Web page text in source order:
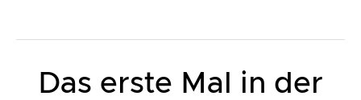
Das erste Mal in der